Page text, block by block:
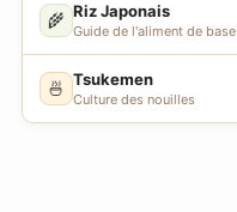
🌾 Riz Japonais
Guide de l'aliment de base
🍜 Tsukemen
Culture des nouilles